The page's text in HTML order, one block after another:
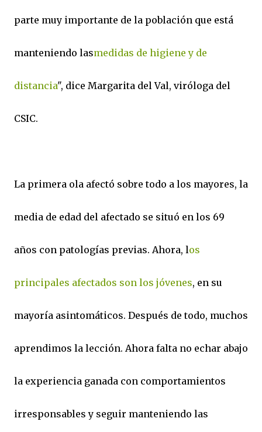
parte muy importante de la población que está
manteniendo lasmedidas de higiene y de
distancia", dice Margarita del Val, viróloga del
CSIC.
La primera ola afectó sobre todo a los mayores, la
media de edad del afectado se situó en los 69
años con patologías previas. Ahora, los
principales afectados son los jóvenes, en su
mayoría asintomáticos. Después de todo, muchos
aprendimos la lección. Ahora falta no echar abajo
la experiencia ganada con comportamientos
irresponsables y seguir manteniendo las